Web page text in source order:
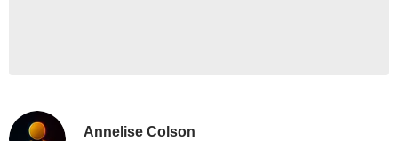
Annelise Colson